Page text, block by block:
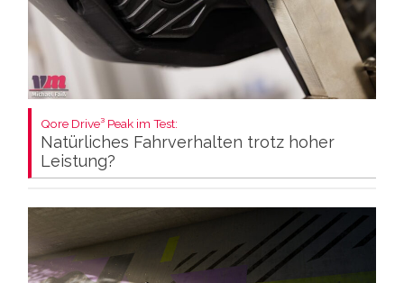
Qore Drive³ Peak im Test:
Natürliches Fahrverhalten trotz hoher
Leistung?